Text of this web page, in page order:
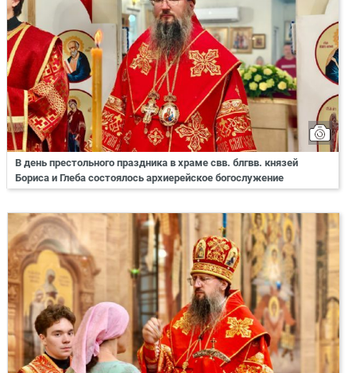
В день престольного праздника в храме свв. блгвв. князей
Бориса и Глеба состоялось архиерейское богослужение